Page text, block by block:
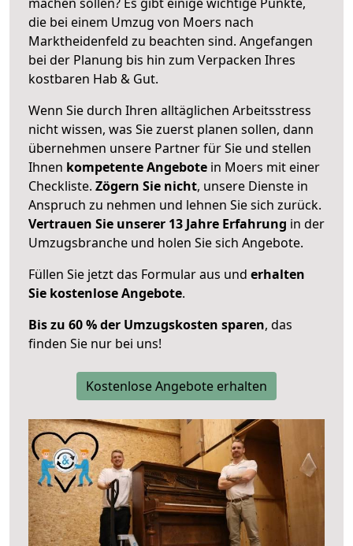
die bei einem Umzug von Moers nach
Marktheidenfeld zu beachten sind. Angefangen
bei der Planung bis hin zum Verpacken Ihres
kostbaren Hab & Gut.
Wenn Sie durch Ihren alltäglichen Arbeitsstress
nicht wissen, was Sie zuerst planen sollen, dann
übernehmen unsere Partner für Sie und stellen
Ihnen kompetente Angebote in Moers mit einer
Checkliste. Zögern Sie nicht, unsere Dienste in
Anspruch zu nehmen und lehnen Sie sich zurück.
Vertrauen Sie unserer 13 Jahre Erfahrung in der
Umzugsbranche und holen Sie sich Angebote.
Füllen Sie jetzt das Formular aus und erhalten
Sie kostenlose Angebote.
Bis zu 60 % der Umzugskosten sparen, das
finden Sie nur bei uns!
Kostenlose Angebote erhalten